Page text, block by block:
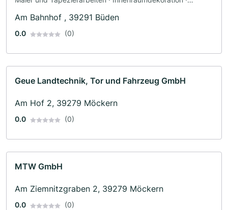
Raumausstatter · Renovierung · Tapezierer · Türenbau ·
Fensterbau
Am Bahnhof , 39291 Büden
0.0 (0)
Geue Landtechnik, Tor und Fahrzeug GmbH
Am Hof 2, 39279 Möckern
0.0 (0)
MTW GmbH
Am Ziemnitzgraben 2, 39279 Möckern
0.0 (0)